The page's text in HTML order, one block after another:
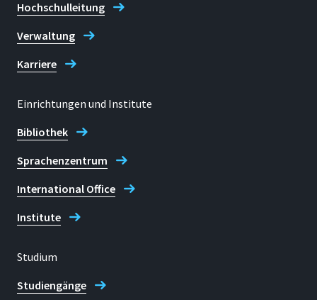
E-mail
international.office@h-brs.de
International Office - Sankt
Hochschulleitung
Verwaltung
Karriere
Einrichtungen und Institute
Bibliothek
Sprachenzentrum
International Office
Institute
Studium
Studiengänge